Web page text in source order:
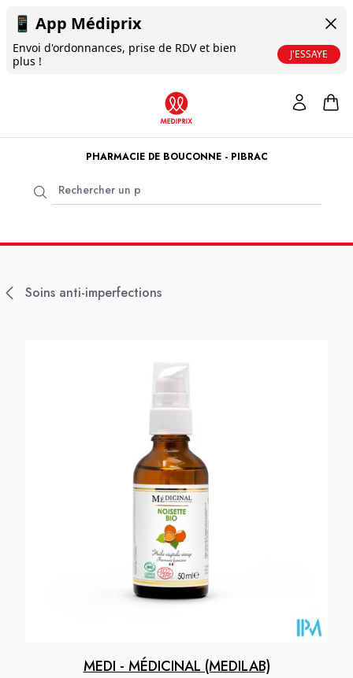
📱 App Médiprix
Envoi d'ordonnances, prise de RDV et bien
plus !
J'ESSAYE
PHARMACIE DE BOUCONNE - PIBRAC
Soins anti-imperfections
MEDI - MÉDICINAL (MEDILAB)